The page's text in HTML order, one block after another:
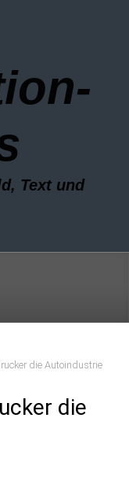
Text und
die Autoindustrie
die